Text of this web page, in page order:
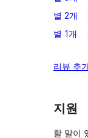
후
기
점
후
0/3-
별
점
기
0/2-
별
후
별 2개
0/1-
점
기
별 1개
리뷰 추
지원
할 말이